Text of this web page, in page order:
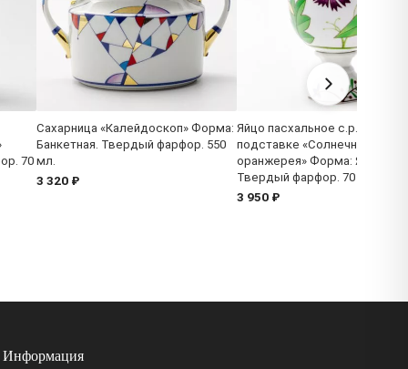
70
Сахарница «Калейдоскоп» Форма:
Банкетная. Твердый фарфор. 550
мл.
3 320 ₽
Яйцо пасхальное с.р. на
подставке «Солнечная
оранжерея» Форма: Яйцо.
Твердый фарфор. 70 x 132
3 950 ₽
Информация